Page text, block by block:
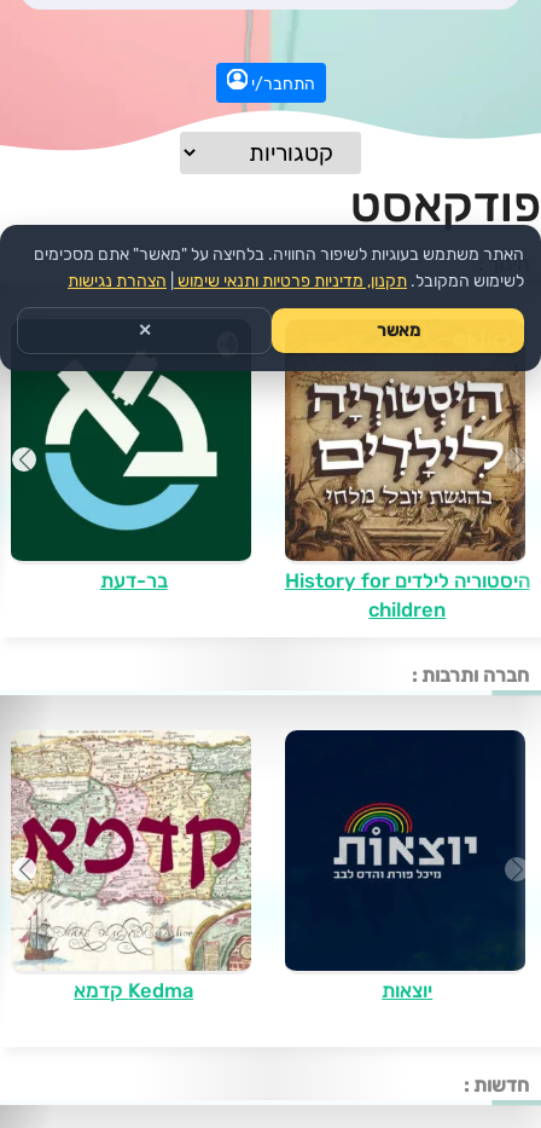
for:
התחבר/י
פודקאסט
חינוך :
היסטוריה לילדים History for
children
בר-דעת
חברה ותרבות :
יוצאות Kedma קדמא
חדשות :
האתר משתמש בעוגיות לשיפור החוויה. בלחיצה על "מאשר" אתם מסכימים
לשימוש המקובל. תקנון, מדיניות פרטיות ותנאי שימוש הצהרת נגישות
מאשר ✕